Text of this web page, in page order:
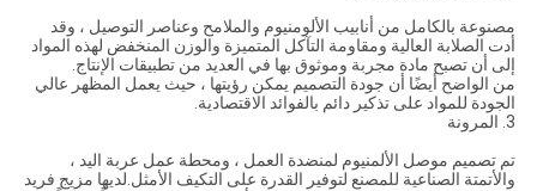
مصنوعة بالكامل من أنابيب الألومنيوم والملامح وعناصر التوصيل ، وقد
أدت الصلابة العالية ومقاومة التآكل المتميزة والوزن المنخفض لهذه المواد
إلى أن تصبح مادة مجربة وموثوق بها في العديد من تطبيقات الإنتاج.
من الواضح أيضًا أن جودة التصميم يمكن رؤيتها ، حيث يعمل المظهر عالي
الجودة للمواد على تذكير دائم بالفوائد الاقتصادية.
3. المرونة
تم تصميم موصل الألمنيوم لمنضدة العمل ، ومحطة عمل عربة اليد ،
والأتمتة الصناعية للمصنع لتوفير القدرة على التكيف الأمثل.لديها مزيج فريد